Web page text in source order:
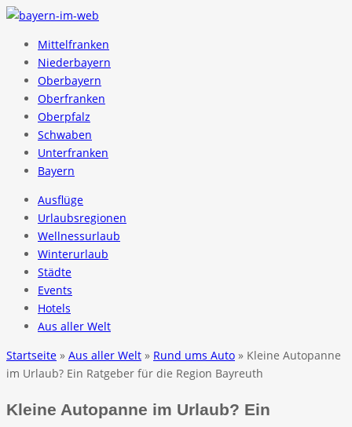
Mittelfranken
Niederbayern
Oberbayern
Oberfranken
Oberpfalz
Schwaben
Unterfranken
Bayern
Ausflüge
Urlaubsregionen
Wellnessurlaub
Winterurlaub
Städte
Events
Hotels
Aus aller Welt
Startseite » Aus aller Welt » Rund ums Auto » Kleine Autopanne
im Urlaub? Ein Ratgeber für die Region Bayreuth
Kleine Autopanne im Urlaub? Ein